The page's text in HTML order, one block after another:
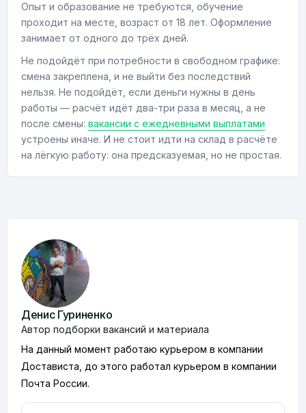
Опыт и образование не требуются, обучение
проходит на месте, возраст от 18 лет. Оформление
занимает от одного до трёх дней.
Не подойдёт при потребности в свободном графике:
смена закреплена, и не выйти без последствий
нельзя. Не подойдёт, если деньги нужны в день
работы — расчёт идёт два-три раза в месяц, а не
после смены: вакансии с ежедневными выплатами
устроены иначе. И не стоит идти на склад в расчёте
на лёгкую работу: она предсказуемая, но не простая.
Денис Гуриненко
Автор подборки вакансий и материала
На данный момент работаю курьером в компании
Достависта, до этого работал курьером в компании
Почта России.